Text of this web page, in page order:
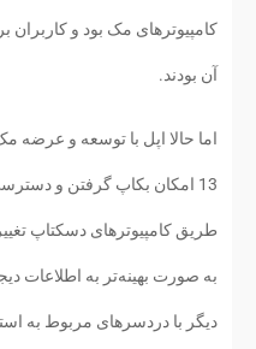
کامپیوترهای مک بود و کاربران
آن بودند.
اما حالا اپل با توسعه و عرضه
13 امکان بکاپ گرفتن و
طریق کامپیوترهای دسکتاپ تغییر
به صورت بهینه‌تر به اطلاعات
دیگر با دردسرهای مربوط به